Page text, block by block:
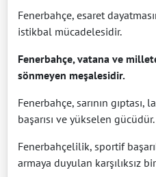
Fenerbahçe, esaret
istikbal mücadelesidir.
Fenerbahçe, vatana ve
sönmeyen meşalesidir.
Fenerbahçe, sarının
başarısı ve yükselen gücüdür.
Fenerbahçelilik, sportif
armaya duyulan karşılıksız